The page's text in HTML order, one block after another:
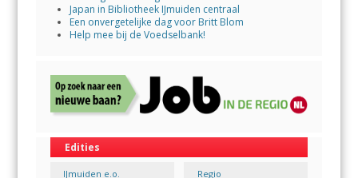
Japan in Bibliotheek IJmuiden centraal
Een onvergetelijke dag voor Britt Blom
Help mee bij de Voedselbank!
Edities
IJmuiden e.o. Regio